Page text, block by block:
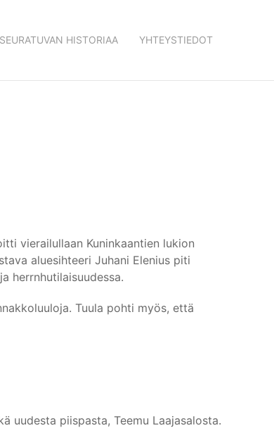
SEURATUVAN HISTORIAA YHTEYSTIEDOT
vierailullaan Kuninkaantien lukion
aluesihteeri Juhani Elenius piti
herrnhutilaisuudessa.
Tuula pohti myös, että
uudesta piispasta, Teemu Laajasalosta.